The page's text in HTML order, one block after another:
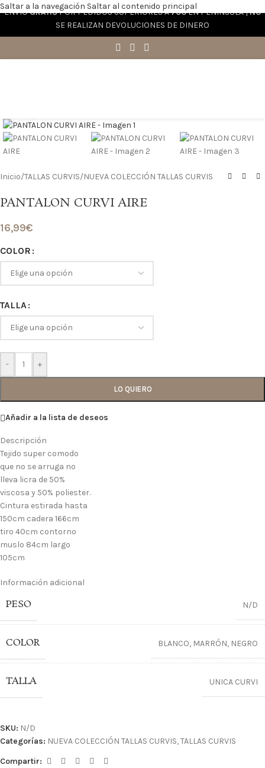
Saltar a la navegación Saltar al contenido principal
ENVÍOGRATISPOR PEDIDOS SUPERIORES A70€EN PENÍNSULA |NO
SE REALIZAN DEVOLUCIONES DE DINERO
Inicio/TALLAS CURVIS/NUEVA COLECCIÓN TALLAS CURVIS
PANTALON CURVI AIRE
16,99€
COLOR
TALLA
- +
LO QUIERO
Añadir a la lista de deseos
Descripción
Tejido super comodo
que no se arruga no
lleva licra de 50%
viscosa y 50% poliester.
Cintura estirada hasta
150cm cadera 166cm
tiro 40cm contorno
muslo 84cm largo
105cm
Información adicional
PESO N/D
COLOR BLANCO, MARRÓN, NEGRO
TALLA UNICA CURVI
SKU: N/D
Categorías: NUEVA COLECCIÓN TALLAS CURVIS,TALLAS CURVIS
Compartir: